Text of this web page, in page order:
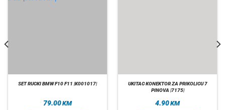
SET RUCKI BMW F10 F11 |K001017|
79.00KM
UKITAC KONEKTOR ZA PRIKOLICU 7
PINOVA |7175|
4.90KM